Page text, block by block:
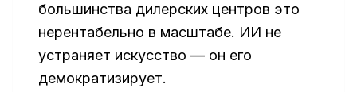
большинства дилерских центров это
нерентабельно в масштабе. ИИ не
устраняет искусство — он его
демократизирует.